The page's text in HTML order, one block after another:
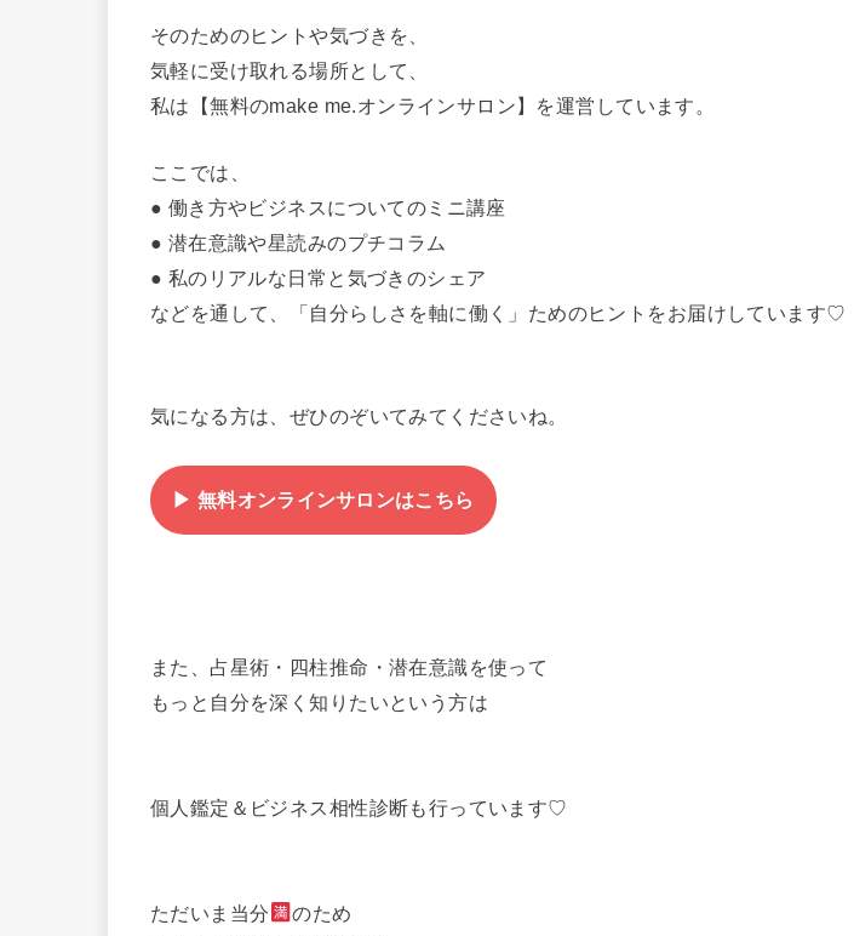
そのためのヒントや気づきを、
気軽に受け取れる場所として、
私は【無料のmake me.オンラインサロン】を運営しています。
ここでは、
● 働き方やビジネスについてのミニ講座
● 潜在意識や星読みのプチコラム
● 私のリアルな日常と気づきのシェア
などを通して、「自分らしさを軸に働く」ためのヒントをお届けしています♡
気になる方は、ぜひのぞいてみてくださいね。
▶︎ 無料オンラインサロンはこちら
また、占星術・四柱推命・潜在意識を使って
もっと自分を深く知りたいという方は
個人鑑定＆ビジネス相性診断も行っています♡
ただいま当分
のため